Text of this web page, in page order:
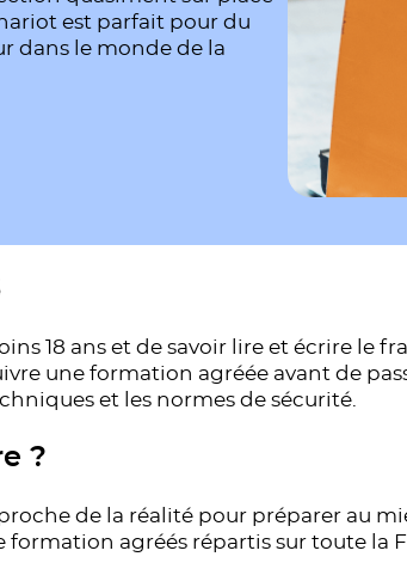
est parfait pour du
dans le monde de la
18 ans et de savoir lire et écrire le
une formation agréée avant de
et les normes de sécurité.
?
de la réalité pour préparer au
agréés répartis sur toute la